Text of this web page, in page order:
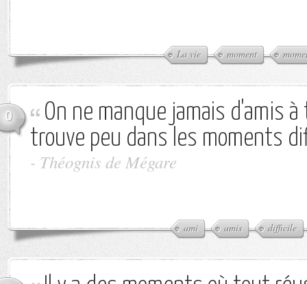
La vie moment
0
On ne manque jamais d'amis à
trouve peu dans les moments
- Théognis de Mégare
ami amis difficile